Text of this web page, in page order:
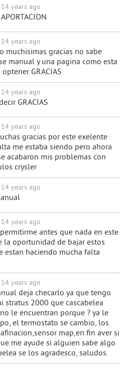
14 years ago
14 years ago
muchisimas gracias no sabe
manual y una pagina como esta
GRACIAS
14 years ago
GRACIAS
14 years ago
gracias por este exelente
me estaba siendo pero ahora
acabaron mis problemas con
crysler
14 years ago
14 years ago
antes que nada en este
la oportunidad de bajar estos
estan haciendo mucha falta
14 years ago
deja checarlo ya que tengo
stratus 2000 que cascabelea
le encuentran porque ? ya le
el termostato se cambio, los
map,en fin aver si
me ayude si alguien sabe algo
se los agradesco, saludos.